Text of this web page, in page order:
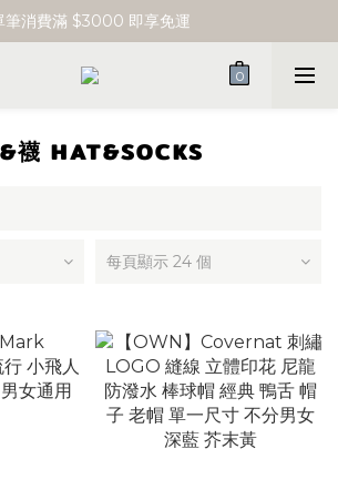
筆消費滿 $3000 即享免運
筆消費滿 $3000 即享免運
新會員立即領取購物金$100
襪 HAT&SOCKS
每頁顯示 24 個